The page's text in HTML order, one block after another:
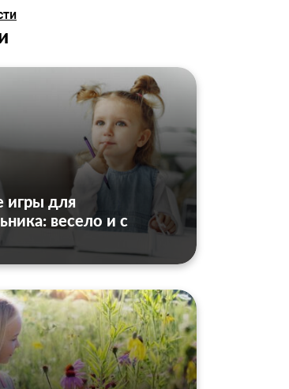
игры для
весело и с